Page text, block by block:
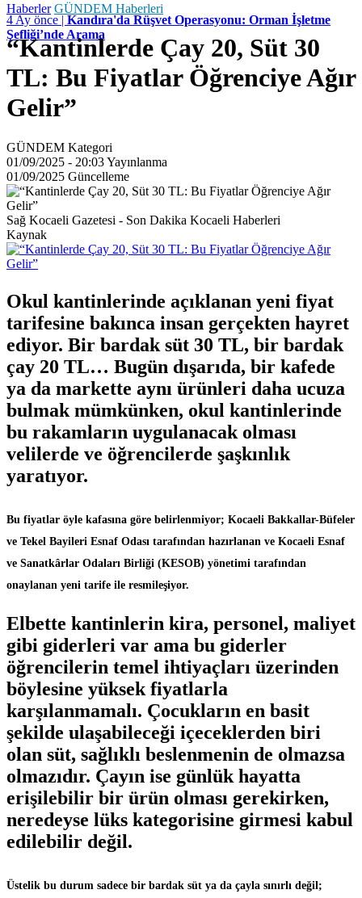
4 Ay önce | Kandıra'da Rüşvet Operasyonu: Orman İşletme
Şefliği’nde Arama
Haberler GÜNDEM Haberleri
“Kantinlerde Çay 20, Süt 30
TL: Bu Fiyatlar Öğrenciye Ağır
Gelir”
GÜNDEM Kategori
01/09/2025 - 20:03Yayınlanma
01/09/2025 Güncelleme
Sağ Kocaeli Gazetesi - Son Dakika Kocaeli Haberleri
Kaynak
Okul kantinlerinde açıklanan yeni fiyat
tarifesine bakınca insan gerçekten hayret
ediyor. Bir bardak süt 30 TL, bir bardak
çay 20 TL… Bugün dışarıda, bir kafede
ya da markette aynı ürünleri daha ucuza
bulmak mümkünken, okul kantinlerinde
bu rakamların uygulanacak olması
velilerde ve öğrencilerde şaşkınlık
yaratıyor.
Bu fiyatlar öyle kafasına göre belirlenmiyor; Kocaeli Bakkallar-Büfeler
ve Tekel Bayileri Esnaf Odası tarafından hazırlanan ve Kocaeli Esnaf
ve Sanatkârlar Odaları Birliği (KESOB) yönetimi tarafından
onaylanan yeni tarife ile resmileşiyor.
Elbette kantinlerin kira, personel, maliyet
gibi giderleri var ama bu giderler
öğrencilerin temel ihtiyaçları üzerinden
böylesine yüksek fiyatlarla
karşılanmamalı. Çocukların en basit
şekilde ulaşabileceği içeceklerden biri
olan süt, sağlıklı beslenmenin de olmazsa
olmazıdır. Çayın ise günlük hayatta
erişilebilir bir ürün olması gerekirken,
neredeyse lüks kategorisine girmesi kabul
edilebilir değil.
Üstelik bu durum sadece bir bardak süt ya da çayla sınırlı değil;